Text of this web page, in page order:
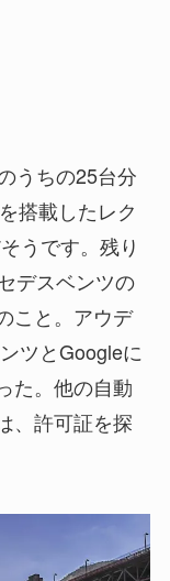
うちの25台分
搭載したレク
うです。残り
デスベンツの
こと。アウデ
ツとGoogleに
た。他の自動
、許可証を探